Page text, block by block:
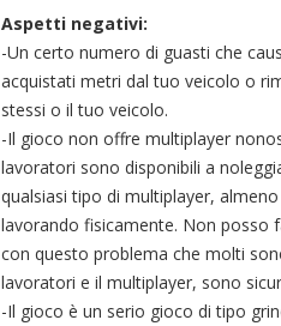
Aspetti negativi:
-Un certo numero di guasti che
acquistati metri dal tuo veicolo o
stessi o il tuo veicolo.
-Il gioco non offre multiplayer
lavoratori sono disponibili a
qualsiasi tipo di multiplayer,
lavorando fisicamente. Non posso
con questo problema che molti
lavoratori e il multiplayer, sono
-Il gioco è un serio gioco di tipo